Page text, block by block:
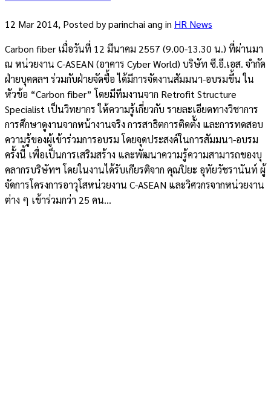
12 Mar 2014, Posted byparinchai ang in HR News
Carbon fiber เมื่อวันที่ 12 มีนาคม 2557 (9.00-13.30 น.) ที่ผ่านมา
ณ หน่วยงาน C-ASEAN (อาคาร Cyber World) บริษัท ซี.อี.เอส. จำกัด
ฝ่ายบุคคลฯ ร่วมกับฝ่ายจัดซื้อ ได้มีการจัดงานสัมมนา-อบรมขึ้น ใน
หัวข้อ “Carbon fiber” โดยมีทีมงานจาก Retrofit Structure
Specialist เป็นวิทยากร ให้ความรู้เกี่ยวกับ รายละเอียดทางวิชาการ
การศึกษาดูงานจากหน้างานจริง การสาธิตการติดตั้ง และการทดสอบ
ความรู้ของผู้เข้าร่วมการอบรม โดยจุดประสงค์ในการสัมมนา-อบรม
ครั้งนี้ เพื่อเป็นการเสริมสร้าง และพัฒนาความรู้ความสามารถของบุ
คลากรบริษัทฯ โดยในงานได้รับเกียรติจาก คุณปิยะ อุทัยวัชรานันท์ ผู้
จัดการโครงการอาวุโสหน่วยงาน C-ASEAN และวิศวกรจากหน่วยงาน
ต่าง ๆ เข้าร่วมกว่า 25 คน...